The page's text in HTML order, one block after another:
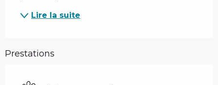
Lire la suite
Prestations